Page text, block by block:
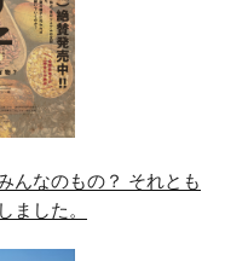
んなのもの？ それとも
ました。